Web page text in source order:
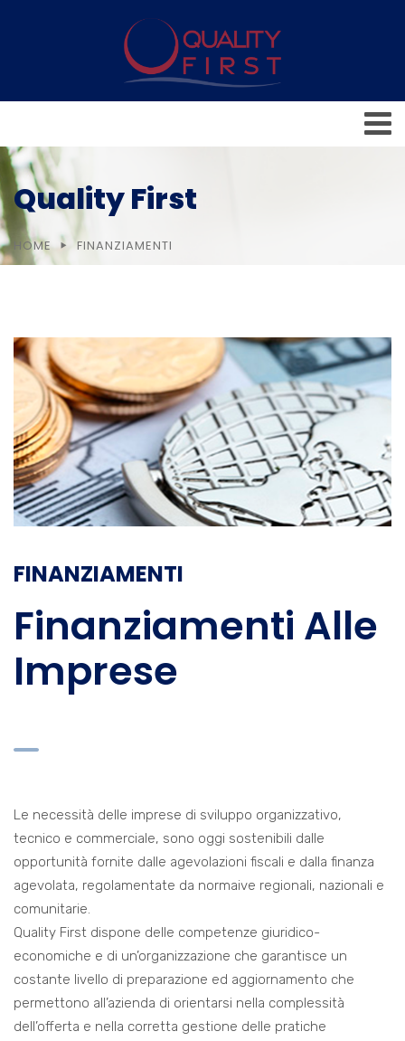
Quality First
HOME FINANZIAMENTI
FINANZIAMENTI
Finanziamenti Alle
Imprese
Le necessità delle imprese di sviluppo organizzativo,
tecnico e commerciale, sono oggi sostenibili dalle
opportunità fornite dalle agevolazioni fiscali e dalla finanza
agevolata, regolamentate da normaive regionali, nazionali e
comunitarie.
Quality First dispone delle competenze giuridico-
economiche e di un’organizzazione che garantisce un
costante livello di preparazione ed aggiornamento che
permettono all’azienda di orientarsi nella complessità
dell’offerta e nella corretta gestione delle pratiche